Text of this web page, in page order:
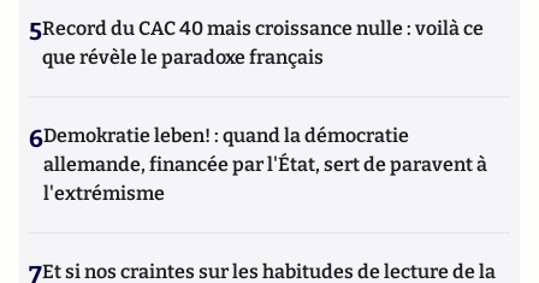
5Record du CAC 40 mais croissance nulle : voilà ce
que révèle le paradoxe français
6Demokratie leben! : quand la démocratie
allemande, financée par l'État, sert de paravent à
l'extrémisme
7Et si nos craintes sur les habitudes de lecture de la